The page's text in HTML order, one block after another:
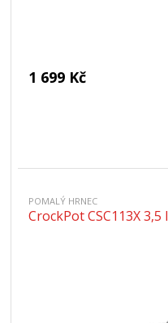
1 699 Kč
POMALÝ HRNEC
CrockPot CSC113X 3,5 l